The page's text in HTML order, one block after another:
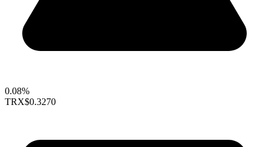
0.08%
TRX$0.3270